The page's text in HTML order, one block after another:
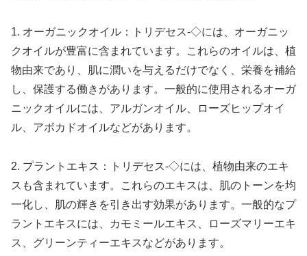
1. オーガニックオイル：トリデセス-◇には、オーガニッ
クオイルが豊富に含まれています。これらのオイルは、植
物由来であり、肌に潤いを与えるだけでなく、栄養を補給
し、保護する働きがあります。一般的に使用されるオーガ
ニックオイルには、アルガンオイル、ローズヒップオイ
ル、アボカドオイルなどがあります。
2. プラントエキス：トリデセス-◇には、植物由来のエキ
スも含まれています。これらのエキスは、肌のトーンを均
一化し、肌の輝きを引き出す効果があります。一般的なプ
ラントエキスには、カモミールエキス、ローズマリーエキ
ス、グリーンティーエキスなどがあります。